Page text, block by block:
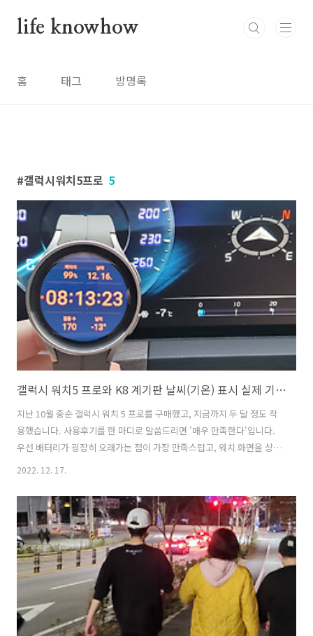
life knowhow
홈 태그 방명록
갤럭시워치5프로 5
갤럭시 워치5 프로와 K8 계기판 날씨(기온) 표시 실제 기온과 차이
지난 10월 중순 갤럭시 워치 5 프로를 구매했고, 지금까지 두 달 정도 착
용했습니다. 사용후기를 한 마디로 말씀드리면 '매우 만족한다'입니다.
우선 배터리가 굉장히 오래가는 점이 가장 만족스럽고, 워치 화면을 상시
디스플레이(AOD)로 설정해 놓고 있어도 배터리 소모량에 차이가 없어
의 갤럭시 워치를 사용했었는데요. 아날로그시계가 아니다 보니 시계의
가장 중요한 기능인 시간 확인이 편치 않았습니다. 그런 점을 워치 5에서
상시 디스플레이가 완벽하게 해결해 주고 있습니다. 2022.11.22 - [사용
후기] - 갤럭시 워치 5 프로 Always On Display(AOD, 상시 화면) 기능,
배터리 소모 크지 않습니다! 갤럭시 워치..
2022. 12. 17.